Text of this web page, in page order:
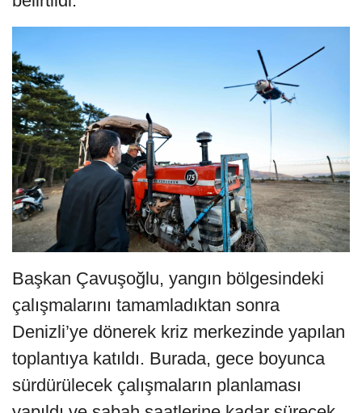
Başkan Çavuşoğlu, yangın bölgesindeki
çalışmalarını tamamladıktan sonra
Denizli’ye dönerek kriz merkezinde yapılan
toplantıya katıldı. Burada, gece boyunca
sürdürülecek çalışmaların planlaması